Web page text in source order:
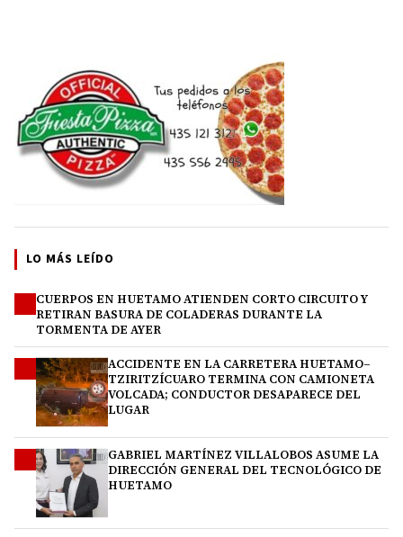
LO MÁS LEÍDO
CUERPOS EN HUETAMO ATIENDEN CORTO CIRCUITO Y
RETIRAN BASURA DE COLADERAS DURANTE LA
TORMENTA DE AYER
ACCIDENTE EN LA CARRETERA HUETAMO–
TZIRITZÍCUARO TERMINA CON CAMIONETA
VOLCADA; CONDUCTOR DESAPARECE DEL
LUGAR
GABRIEL MARTÍNEZ VILLALOBOS ASUME LA
DIRECCIÓN GENERAL DEL TECNOLÓGICO DE
HUETAMO